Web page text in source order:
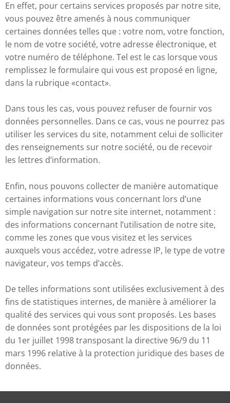
En effet, pour certains services proposés par notre site,
vous pouvez être amenés à nous communiquer
certaines données telles que : votre nom, votre fonction,
le nom de votre société, votre adresse électronique, et
votre numéro de téléphone. Tel est le cas lorsque vous
remplissez le formulaire qui vous est proposé en ligne,
dans la rubrique «contact».
Dans tous les cas, vous pouvez refuser de fournir vos
données personnelles. Dans ce cas, vous ne pourrez pas
utiliser les services du site, notamment celui de solliciter
des renseignements sur notre société, ou de recevoir
les lettres d’information.
Enfin, nous pouvons collecter de manière automatique
certaines informations vous concernant lors d’une
simple navigation sur notre site internet, notamment :
des informations concernant l’utilisation de notre site,
comme les zones que vous visitez et les services
auxquels vous accédez, votre adresse IP, le type de votre
navigateur, vos temps d’accès.
De telles informations sont utilisées exclusivement à des
fins de statistiques internes, de manière à améliorer la
qualité des services qui vous sont proposés. Les bases
de données sont protégées par les dispositions de la loi
du 1er juillet 1998 transposant la directive 96/9 du 11
mars 1996 relative à la protection juridique des bases de
données.